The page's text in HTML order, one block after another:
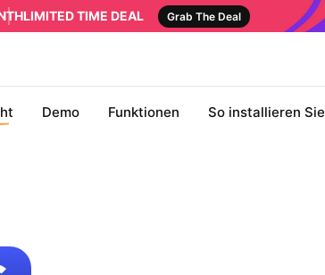
LIMITED TIME DEAL Grab The Deal
Demo Funktionen So installieren Sie